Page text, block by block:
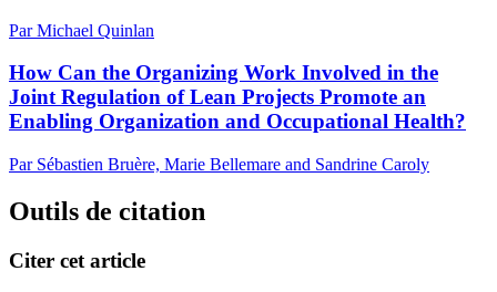
Par Michael Quinlan
How Can the Organizing Work Involved in the
Joint Regulation of Lean Projects Promote an
Enabling Organization and Occupational Health?
Par Sébastien Bruère, Marie Bellemare and Sandrine Caroly
Outils de citation
Citer cet article